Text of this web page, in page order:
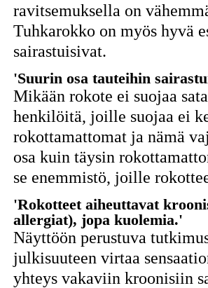
ravitsemuksella on
Tuhkarokko on myös hyvä
sairastuisivat.
'Suurin osa tauteihin
Mikään rokote ei suojaa
henkilöitä, joille suojaa ei
rokottamattomat ja nämä
osa kuin täysin
se enemmistö, joille
'Rokotteet aiheuttavat
allergiat), jopa kuolemia.'
Näyttöön perustuva
julkisuuteen virtaa
yhteys vakaviin kroonisiin